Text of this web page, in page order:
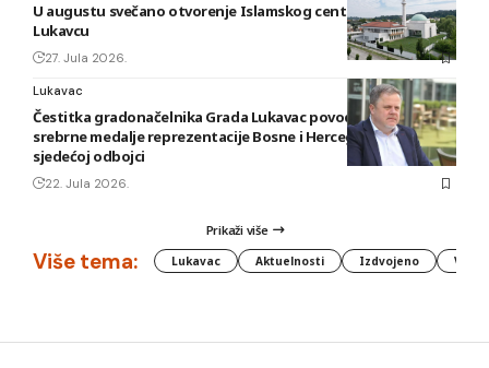
U augustu svečano otvorenje Islamskog centra i džamije u
Lukavcu
27. Jula 2026.
Lukavac
Čestitka gradonačelnika Grada Lukavac povodom osvajanja
srebrne medalje reprezentacije Bosne i Hercegovine u
sjedećoj odbojci
22. Jula 2026.
Prikaži više
Više tema: Lukavac Aktuelnosti Izdvojeno